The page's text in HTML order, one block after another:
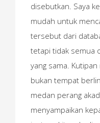
disebutkan. Saya
mudah untuk
tersebut dari
tetapi tidak semua
yang sama.
bukan tempat
medan perang
menyampaikan